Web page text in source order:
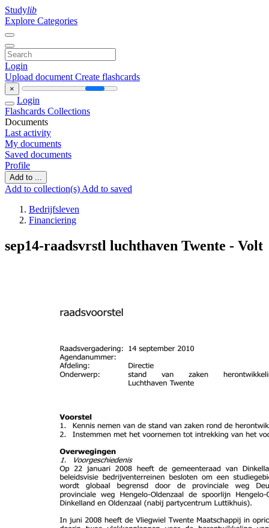
Studylib
Explore Categories
Login
Upload document Create flashcards
×
Login
Flashcards Collections
Documents
Last activity
My documents
Saved documents
Profile
Add to ...
Add to collection(s) Add to saved
Bedrijfsleven
Financiering
sep14-raadsvrstl luchthaven Twente - Volt